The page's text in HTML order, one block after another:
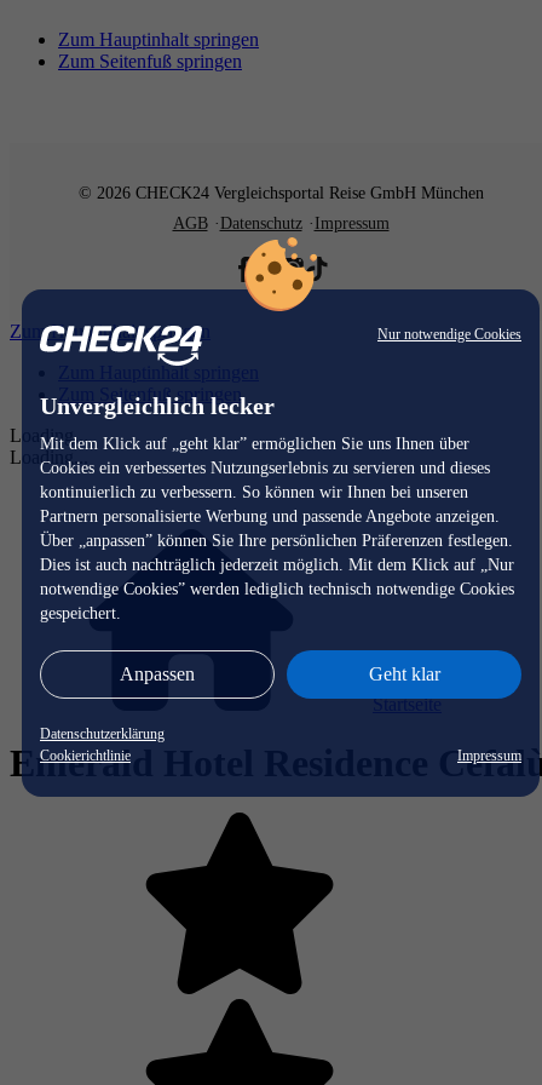
Nur notwendige Cookies
Unvergleichlich lecker
Mit dem Klick auf „geht klar” ermöglichen Sie uns Ihnen über
Cookies ein verbessertes Nutzungserlebnis zu servieren und dieses
kontinuierlich zu verbessern. So können wir Ihnen bei unseren
Partnern personalisierte Werbung und passende Angebote anzeigen.
Über „anpassen” können Sie Ihre persönlichen Präferenzen festlegen.
Dies ist auch nachträglich jederzeit möglich. Mit dem Klick auf „Nur
notwendige Cookies” werden lediglich technisch notwendige Cookies
gespeichert.
Anpassen Geht klar
Datenschutzerklärung
Cookierichtlinie
Impressum
Zum Hauptinhalt springen
Zum Seitenfuß springen
© 2026 CHECK24 Vergleichsportal Reise GmbH München
AGB
Datenschutz Impressum
Zum Hauptinhalt springen
Zum Hauptinhalt springen
Zum Seitenfuß springen
Loading...
Loading...
Startseite
Emerald Hotel Residence